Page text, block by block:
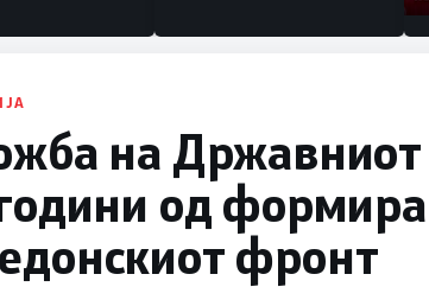
на
од
фронт